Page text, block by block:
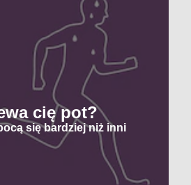
cię pot?
się bardziej niż inni